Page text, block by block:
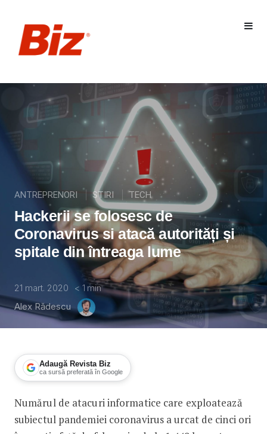
ANTREPRENORI STIRI TECH
Hackerii se folosesc de
Coronavirus si atacă autorități și
spitale din întreaga lume
21 mart. 2020 < 1 min
Alex Rădescu
Adaugă Revista Biz
ca sursă preferată în Google
Hackerii se folosesc de Coronavirus
Numărul de atacuri informatice care exploatează
subiectul pandemiei coronavirus a urcat de cinci ori